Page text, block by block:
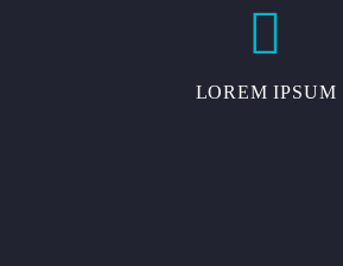


LOREM IPSUM